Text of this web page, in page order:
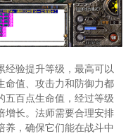
经验提升等级，最高可以
命值、攻击力和防御力都
五百点生命值，经过等级
增长。法师需要合理安排
养，确保它们能在战斗中